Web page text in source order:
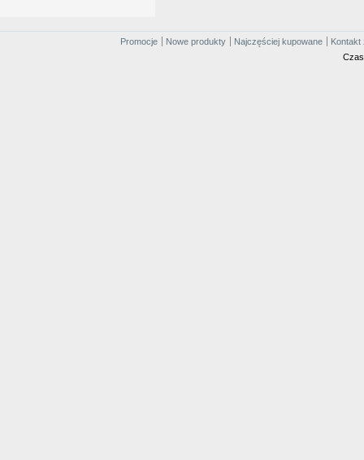
Promocje Nowe produkty Najczęściej kupowane
Kontakt